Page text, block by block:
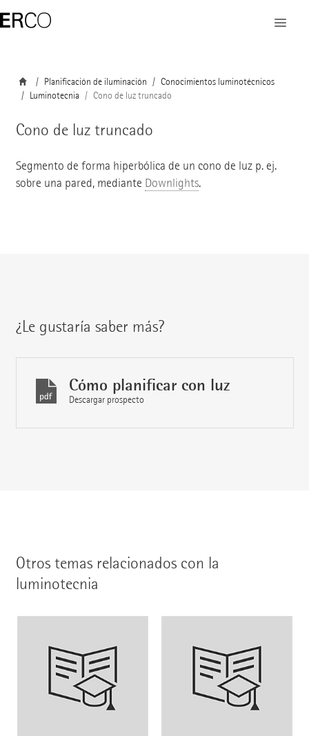
Planificación de iluminación
Conocimientos luminotécnicos
Luminotecnia
Cono de luz truncado
Cono de luz truncado
Segmento de forma hiperbólica de un cono de luz p. ej.
sobre una pared, mediante Downlights.
¿Le gustaría saber más?
Cómo planificar con luz
Descargar prospecto
Otros temas relacionados con la
luminotecnia